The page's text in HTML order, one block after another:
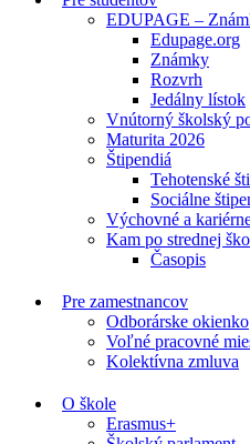
EDUPAGE –
Edupage.org
Známky
Rozvrh
Jedálny lístok
Vnútorný školský
Maturita 2026
Štipendiá
Tehotenské
Sociálne
Výchovné a
Kam po strednej
Časopis
Pre zamestnancov
Odborárske okienko
Voľné pracovné
Kolektívna zmluva
O škole
Erasmus+